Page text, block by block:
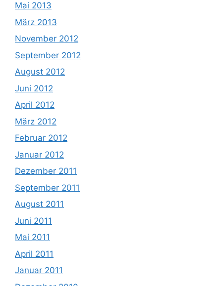
Mai 2013
März 2013
November 2012
September 2012
August 2012
Juni 2012
April 2012
März 2012
Februar 2012
Januar 2012
Dezember 2011
September 2011
August 2011
Juni 2011
Mai 2011
April 2011
Januar 2011